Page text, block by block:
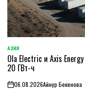
ОПУБЛИКОВАНО
В
АЗИЯ
Ola Electric и Axis
20 ГВт-ч
on06.08.2026Айнур Бекенова